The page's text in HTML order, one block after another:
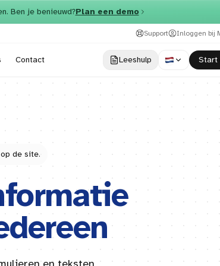
Ben je benieuwd?Plan een demo
Support Inloggen bij
Contact Leeshulp ​Start
de site.